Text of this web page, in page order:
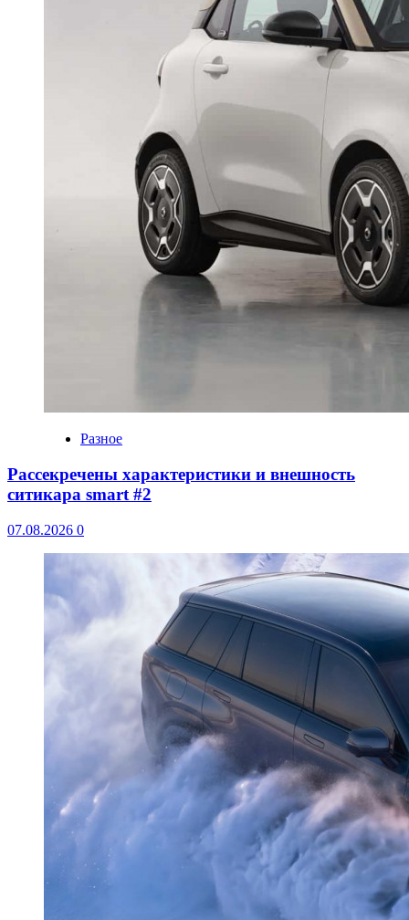
Разное
Рассекречены характеристики и внешность
ситикара smart #2
07.08.2026 0